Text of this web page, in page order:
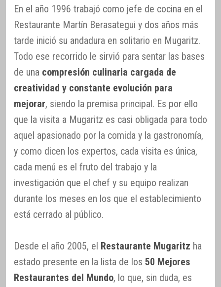
En el año 1996 trabajó como jefe de cocina en el
Restaurante Martín Berasategui y dos años más
tarde inició su andadura en solitario en Mugaritz.
Todo ese recorrido le sirvió para sentar las bases
de una compresión culinaria cargada de
creatividad y constante evolución para
mejorar, siendo la premisa principal. Es por ello
que la visita a Mugaritz es casi obligada para todo
aquel apasionado por la comida y la gastronomía,
y como dicen los expertos, cada visita es única,
cada menú es el fruto del trabajo y la
investigación que el chef y su equipo realizan
durante los meses en los que el establecimiento
está cerrado al público.
Desde el año 2005, el Restaurante Mugaritz ha
estado presente en la lista de los 50 Mejores
Restaurantes del Mundo, lo que, sin duda, es